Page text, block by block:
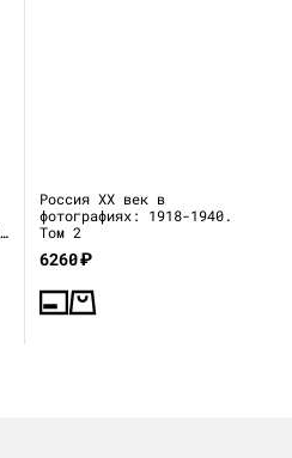
Россия XX век в
фотографиях: 1918-1940.
Том 2
6260₽